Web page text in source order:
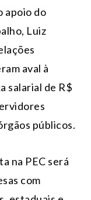
apoio do
Luiz
aval à
salarial de R$
públicos.
na PEC será
com